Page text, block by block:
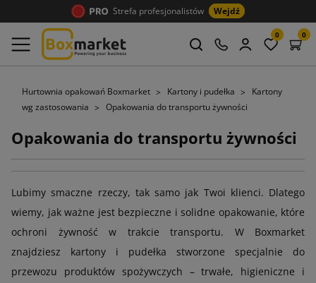
Strefa profesjonalistów Wejdź
0 0
Hurtownia opakowań Boxmarket Kartony i pudełka
Kartony
wg zastosowania
Opakowania do transportu żywności
Opakowania do transportu żywności
Lubimy smaczne rzeczy, tak samo jak Twoi klienci. Dlatego
wiemy, jak ważne jest bezpieczne i solidne opakowanie, które
ochroni żywność w trakcie transportu. W Boxmarket
znajdziesz kartony i pudełka stworzone specjalnie do
przewozu produktów spożywczych – trwałe, higieniczne i